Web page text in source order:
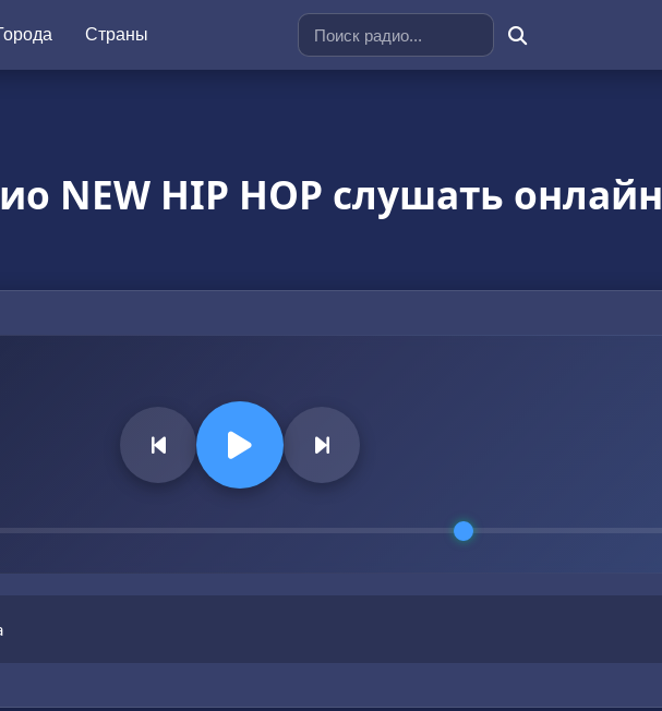
Страны
NEW HIP HOP слушать онлайн